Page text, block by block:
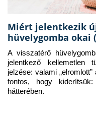
Miért jelentkezik
hüvelygomba okai
A visszatérő
jelentkező kellemetlen
jelzése: valami
fontos, hogy
hátterében.